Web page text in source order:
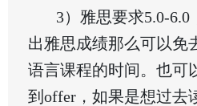
3）雅思要求5.0-6.0
出雅思成绩那么可以免
语言课程的时间。也可
到offer，如果是想过去